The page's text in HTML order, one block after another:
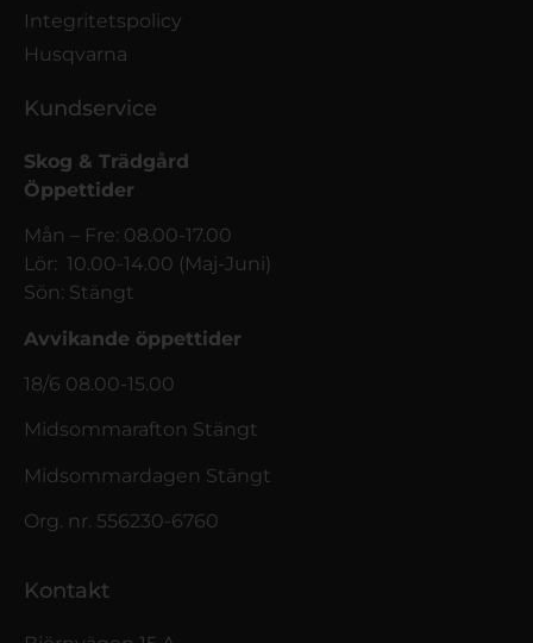
Integritetspolicy
Husqvarna
Kundservice
Skog & Trädgård
Öppettider
Mån – Fre: 08.00-17.00
Lör: 10.00-14.00 (Maj-Juni)
Sön: Stängt
Avvikande öppettider
18/6 08.00-15.00
Midsommarafton Stängt
Midsommardagen Stängt
Org. nr. 556230-6760
Kontakt